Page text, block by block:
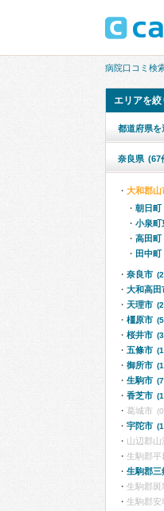
病院口コミ検
エリアを絞
都道府県を
奈良県 (67
大和郡山
朝日町
小泉町
高田町
田中町
奈良市
大和高田
天理市
橿原市
桜井市
五條市
御所市
生駒市
香芝市
葛城市
宇陀市
山辺郡山
生駒郡平
生駒郡三
生駒郡斑
生駒郡安